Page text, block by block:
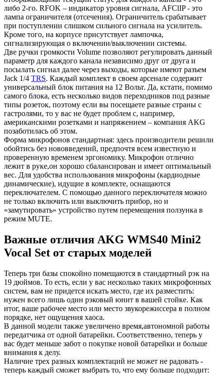
либо 2-го. RFOK – индикатор уровня сигнала, AFClIP - это
лампа ограничителя (отсечения). Ограничитель срабатывает
при поступлении слишком сильного сигнала на усилитель.
Кроме того, на корпусе присутствует лампочка,
сигнализирующая о включении/выключении системы.
Две ручки громкости Volume позволяют регулировать данный
параметр для каждого канала независимо друг от друга и
посылать сигнал далее через выходы, которые имеют разъем
Jack 1/4 TRS. Каждый комплект в своем арсенале содержит
универсальный блок питания на 12 Вольт. Да, кстати, помимо
самого блока, есть несколько видов переходников под разные
типы розеток, поэтому если вы посещаете разные страны с
гастролями, то у вас не будет проблем с, например,
американскими розетками и напряжением – компания AKG
позаботилась об этом.
Форма микрофонов стандартная: здесь производители решили
обойтись без нововведений, предпочтя всем известную и
проверенную временем эргономику. Микрофон отлично
лежит в руке,он хорошо сбалансирован и имеет оптимальный
вес. Для удобства использования микрофоны (кардиодные
динамические), идущие в комплекте, оснащаются
переключателем. С помощью данного переключателя можно
не только включить или выключить прибор, но и
«замутировать» устройство путем перемещения ползунка в
режим MUTE.
Важные отличия AKG WMS40 Mini2
Vocal Set от старых моделей
Теперь три базы спокойно помещаются в стандартный рэк на
19 дюймов. То есть, если у вас несколько таких микрофонных
систем, вам не придется искать место, где их разместить:
нужен всего лишь один рэковый юнит в вашей стойке. Как
итог, ваше рабочее место или место звукорежиссера в полном
порядке, нет ощущения хаоса.
В данной модели также увеличено время,автономной работы
передатчика от одной батарейки. Соответственно, теперь у
вас будет меньше забот о покупке новой батарейки и больше
внимания к делу.
Наличие трех разных комплектаций не может не радовать -
теперь каждый сможет выбрать то, что ему больше подходит: